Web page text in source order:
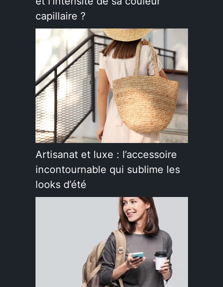
capillaire ?
Artisanat et luxe : l’accessoire
incontournable qui sublime les
looks d’été